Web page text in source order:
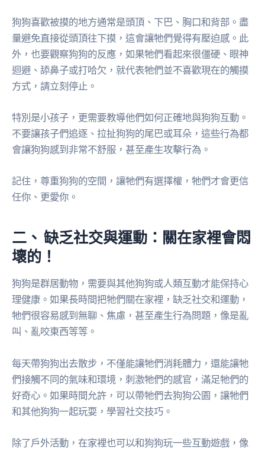
狗狗喜歡被摸的地方通常是頭頂、下巴、胸口和背部。盡
量避免直接從頭頂往下摸，這會讓牠們覺得有壓迫感。此
外，也要觀察狗狗的反應，如果牠們看起來很僵硬、眼神
迴避、舔鼻子或打哈欠，就代表牠們並不喜歡現在的觸摸
方式，請立刻停止。
特別是小孩子，更需要教導他們如何正確地與狗狗互動。
不要讓孩子們追逐、拉扯狗狗的尾巴或耳朵，這些行為都
會讓狗狗感到非常不舒服，甚至產生攻擊行為。
記住，尊重狗狗的空間，讓牠們有選擇權，牠們才會更信
任你、更愛你。
二、 缺乏社交與運動：關在家裡會悶
壞的！
狗狗是群居動物，需要與其他狗狗或人類互動才能保持心
理健康。如果長時間把牠們關在家裡，缺乏社交和運動，
牠們很容易感到無聊、焦慮，甚至產生行為問題，像是亂
叫、亂咬東西等等。
每天帶狗狗出去散步，不僅能讓牠們消耗體力，還能讓牠
們接觸不同的氣味和環境，刺激牠們的感官，滿足牠們的
好奇心。如果時間允許，可以帶牠們去狗狗公園，讓牠們
和其他狗狗一起玩耍，學習社交技巧。
除了戶外活動，在家裡也可以和狗狗玩一些互動遊戲，像